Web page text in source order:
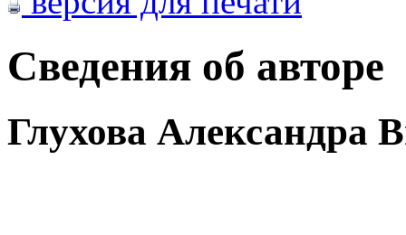
Сведения об авторе
Глухова Александра